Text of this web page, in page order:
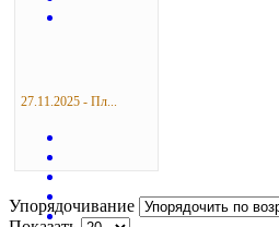
27.11.2025 - Пл...
Упорядочивание